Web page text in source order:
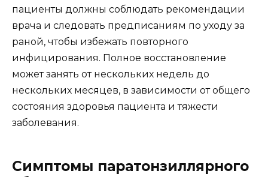
пациенты должны соблюдать рекомендации
врача и следовать предписаниям по уходу за
раной, чтобы избежать повторного
инфицирования. Полное восстановление
может занять от нескольких недель до
нескольких месяцев, в зависимости от общего
состояния здоровья пациента и тяжести
заболевания.
Симптомы паратонзиллярного